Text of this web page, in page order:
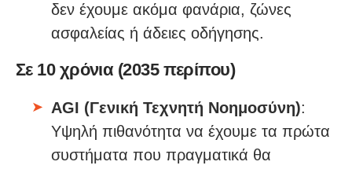
δεν έχουμε ακόμα φανάρια, ζώνες
ασφαλείας ή άδειες οδήγησης.
Σε 10 χρόνια (2035 περίπου)
AGI (Γενική Τεχνητή Νοημοσύνη):
Υψηλή πιθανότητα να έχουμε τα πρώτα
συστήματα που πραγματικά θα